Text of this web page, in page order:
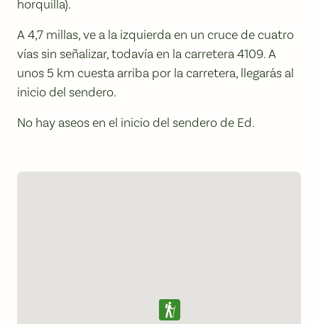
horquilla).
A 4,7 millas, ve a la izquierda en un cruce de cuatro
vías sin señalizar, todavía en la carretera 4109. A
unos 5 km cuesta arriba por la carretera, llegarás al
inicio del sendero.
No hay aseos en el inicio del sendero de Ed.